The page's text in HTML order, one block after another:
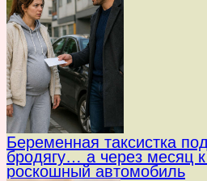
Беременная таксистка
бродягу… а через месяц
роскошный автомобиль